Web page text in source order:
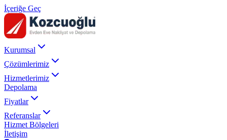
İçeriğe Geç
Kurumsal
Çözümlerimiz
Hizmetlerimiz
Depolama
Fiyatlar
Referanslar
Hizmet Bölgeleri
İletişim